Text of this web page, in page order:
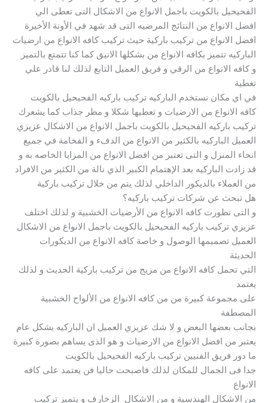
الفحيحيل بالكويت باجمل الانواع من الاشكال التى تعطى الي
افضل الانواع من النتائج المرضيه التى قد شهد في الأونة الأخيرة
افضل الانواع من تركيب باركية حيث تركيب كافه الانواع من ارضيات
الباركيه تتميز بكافه الانواع من بشكلها الانيق كما كنا تتمتع بالتميز
و كافه الانواع من الرقي و فريق العميل التابع لذلك لنا قادر علي
تغطية
في اي مكان نستخدم الباركيه تركيب باركيه الفحيحيل بالكويت
كافه الانواع من الارضيات و تعطيها شكلا و مظر جذاب كما يشعرك
تركيب باركيه الفحيحيل بالكويت باجمل الانواع من الاشكال عزيزي
العميل الباركيه بالكثير من الانواع من الدفء و الفخامة في جميع
انحاء المنزل و التى تعتبر من افضل الانواع من المزايا الخاصه به و
قد زادت الباركيه بعد الإهتمام الكبير الذي نالة من الكثير من الافراد
من العملاء بالديكور الداخلي لذلك يتم من خلال تركيب باركية
هل تبحث عن شركات تركيب باركيه؟
و التى تطورت كافه الانواع من الأرضيات الخشبية و لذلك اختلف
عزيزي تركيب باركيه الفحيحيل بالكويت باجمل الانواع من الاشكال
العميل تصميمها الوصول و خاصة كافه الانواع من الديكورات
الحديثة
التي تحمل كافه الانواع من مزيج من تركيب باركية الحديث و لذلك
يعتمد
على مجموعة كبيرة من من كافه الانواع من الألواح الخشبية
المصطفة
بجانب بعضها البعض و لا شك عزيزي العميل ان الباركيه بشكل عام
يعتبر من افضل الانواع من الارضيات و هو الذى يساهم بصورة كبيرة
ما دور فريق الفنيين تركيب باركيه الفحيحيل بالكويت
جدا فى الجمال للمكان لذلك فاصبحت حاليا فن يعتمد على كافه
الانواع
من الاشكال الهندسية و من الاشكال الزخارف و يتميز تركيب